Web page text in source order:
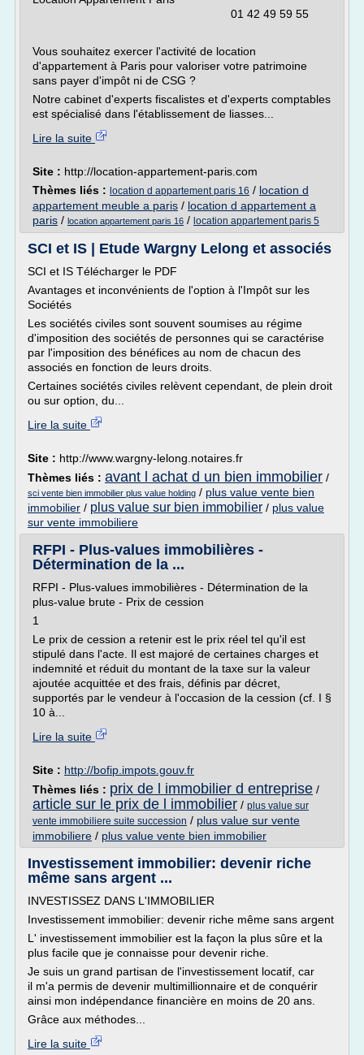
01 42 49 59 55
Vous souhaitez exercer l'activité de location
d'appartement à Paris pour valoriser votre patrimoine
sans payer d'impôt ni de CSG ?
Notre cabinet d'experts fiscalistes et d'experts comptables
est spécialisé dans l'établissement de liasses...
Lire la suite
Site : http://location-appartement-paris.com
Thèmes liés : location d appartement paris 16 / location d
appartement meuble a paris / location d appartement a
paris / location appartement paris 16 / location appartement paris 5
SCI et IS | Etude Wargny Lelong et associés
SCI et IS Télécharger le PDF
Avantages et inconvénients de l'option à l'Impôt sur les
Sociétés
Les sociétés civiles sont souvent soumises au régime
d'imposition des sociétés de personnes qui se caractérise
par l'imposition des bénéfices au nom de chacun des
associés en fonction de leurs droits.
Certaines sociétés civiles relèvent cependant, de plein droit
ou sur option, du...
Lire la suite
Site : http://www.wargny-lelong.notaires.fr
Thèmes liés : avant l achat d un bien immobilier /
sci vente bien immobilier plus value holding / plus value vente bien
immobilier / plus value sur bien immobilier / plus value
sur vente immobiliere
RFPI - Plus-values immobilières -
Détermination de la ...
RFPI - Plus-values immobilières - Détermination de la
plus-value brute - Prix de cession
1
Le prix de cession a retenir est le prix réel tel qu'il est
stipulé dans l'acte. Il est majoré de certaines charges et
indemnité et réduit du montant de la taxe sur la valeur
ajoutée acquittée et des frais, définis par décret,
supportés par le vendeur à l'occasion de la cession (cf. I §
10 à...
Lire la suite
Site : http://bofip.impots.gouv.fr
Thèmes liés : prix de l immobilier d entreprise /
article sur le prix de l immobilier / plus value sur
vente immobiliere suite succession / plus value sur vente
immobiliere / plus value vente bien immobilier
Investissement immobilier: devenir riche
même sans argent ...
INVESTISSEZ DANS L'IMMOBILIER
Investissement immobilier: devenir riche même sans argent
L' investissement immobilier est la façon la plus sûre et la
plus facile que je connaisse pour devenir riche.
Je suis un grand partisan de l'investissement locatif, car
il m'a permis de devenir multimillionnaire et de conquérir
ainsi mon indépendance financière en moins de 20 ans.
Grâce aux méthodes...
Lire la suite